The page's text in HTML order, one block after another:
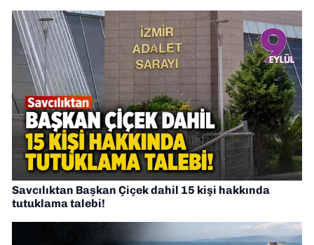
Savcılıktan Başkan Çiçek dahil 15 kişi hakkında
tutuklama talebi!